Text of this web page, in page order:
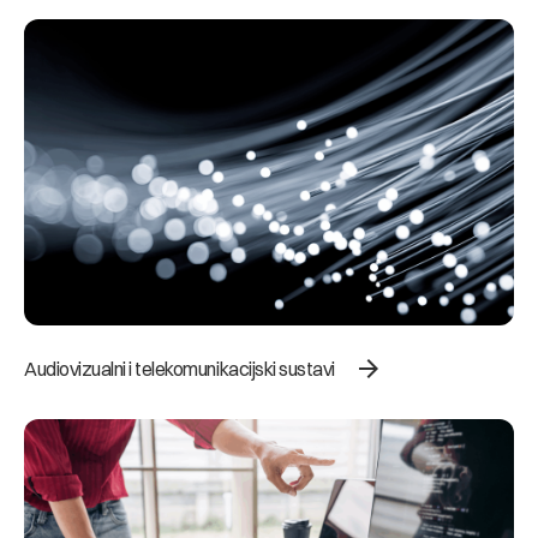
Audiovizualni i telekomunikacijski sustavi arrow_forward